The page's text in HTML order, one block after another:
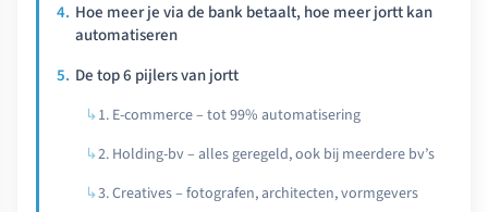
Hoe meer je via de bank betaalt, hoe meer jortt kan
automatiseren
De top 6 pijlers van jortt
1. E-commerce – tot 99% automatisering
2. Holding-bv – alles geregeld, ook bij meerdere bv’s
3. Creatives – fotografen, architecten, vormgevers